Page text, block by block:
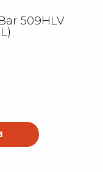
509HLV